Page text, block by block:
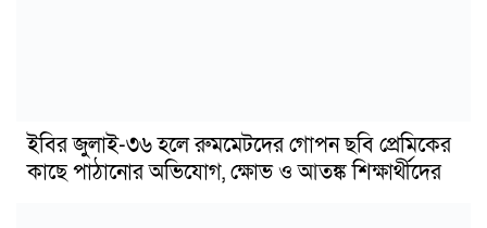
ইবির জুলাই-৩৬ হলে রুমমেটদের গোপন ছবি প্রেমিকের
কাছে পাঠানোর অভিযোগ, ক্ষোভ ও আতঙ্ক শিক্ষার্থীদের